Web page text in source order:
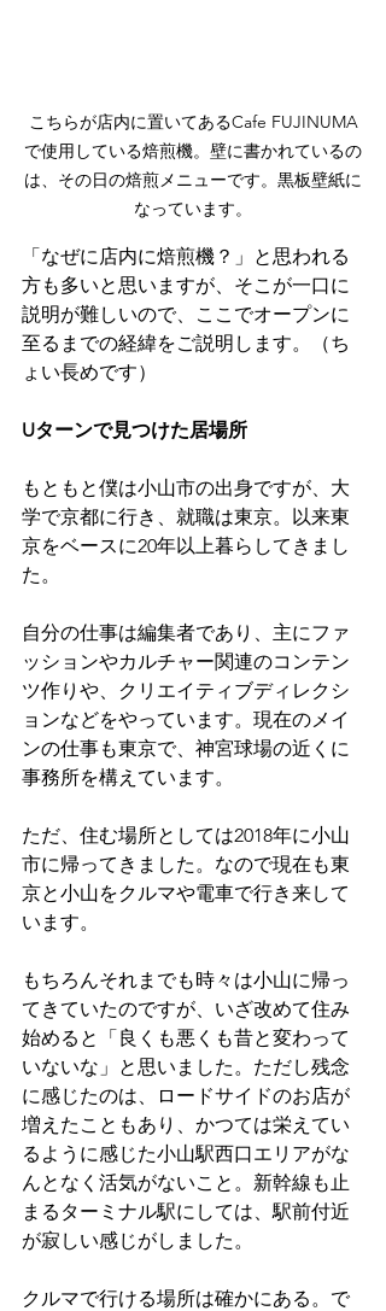
こちらが店内に置いてあるCafe FUJINUMA
で使用している焙煎機。壁に書かれているの
は、その日の焙煎メニューです。黒板壁紙に
なっています。
「なぜに店内に焙煎機？」と思われる
方も多いと思いますが、そこが一口に
説明が難しいので、ここでオープンに
至るまでの経緯をご説明します。（ち
ょい長めです）
Uターンで見つけた居場所
もともと僕は小山市の出身ですが、大
学で京都に行き、就職は東京。以来東
京をベースに20年以上暮らしてきまし
た。
自分の仕事は編集者であり、主にファ
ッションやカルチャー関連のコンテン
ツ作りや、クリエイティブディレクシ
ョンなどをやっています。現在のメイ
ンの仕事も東京で、神宮球場の近くに
事務所を構えています。
ただ、住む場所としては2018年に小山
市に帰ってきました。なので現在も東
京と小山をクルマや電車で行き来して
います。
もちろんそれまでも時々は小山に帰っ
てきていたのですが、いざ改めて住み
始めると「良くも悪くも昔と変わって
いないな」と思いました。ただし残念
に感じたのは、ロードサイドのお店が
増えたこともあり、かつては栄えてい
るように感じた小山駅西口エリアがな
んとなく活気がないこと。新幹線も止
まるターミナル駅にしては、駅前付近
が寂しい感じがしました。
クルマで行ける場所は確かにある。で